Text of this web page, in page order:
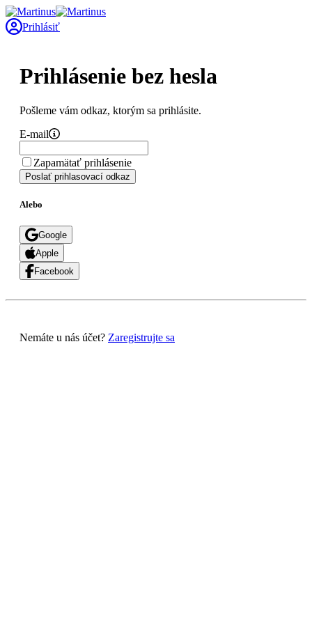
Prihlásiť
Prihlásenie bez hesla
Pošleme vám odkaz, ktorým sa prihlásite.
E-mail
Zapamätať prihlásenie
Poslať prihlasovací odkaz
Alebo
Google
Apple
Facebook
Nemáte u nás účet? Zaregistrujte sa